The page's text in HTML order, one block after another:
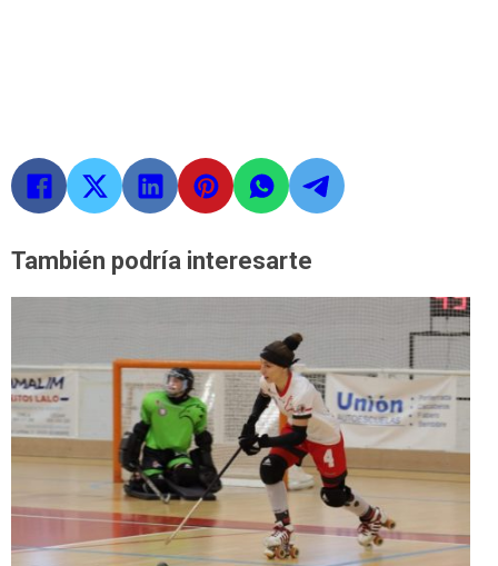
También podría interesarte